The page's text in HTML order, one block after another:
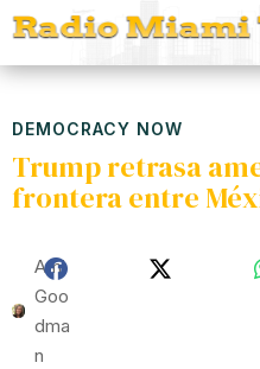
DEMOCRACY NOW
Trump retrasa
frontera entre
Ami
Goo
Dma
N